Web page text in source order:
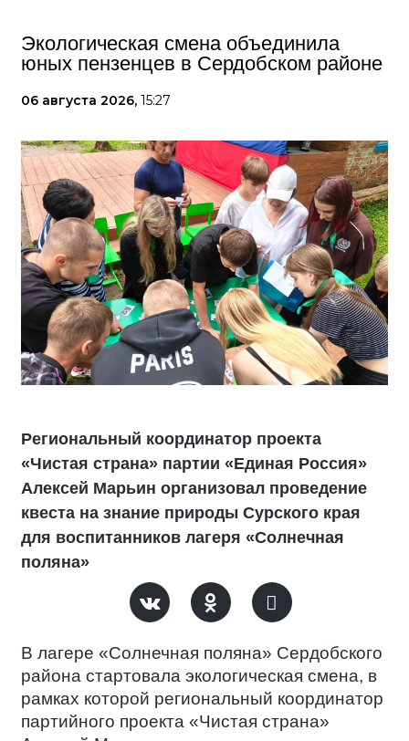
Экологическая смена объединила
юных пензенцев в Сердобском районе
06 августа 2026, 15:27
Региональный координатор проекта
«Чистая страна» партии «Единая Россия»
Алексей Марьин организовал проведение
квеста на знание природы Сурского края
для воспитанников лагеря «Солнечная
поляна»
В лагере «Солнечная поляна» Сердобского
района стартовала экологическая смена, в
рамках которой региональный координатор
партийного проекта «Чистая страна»